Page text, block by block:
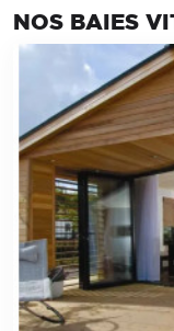
NOS BAIES